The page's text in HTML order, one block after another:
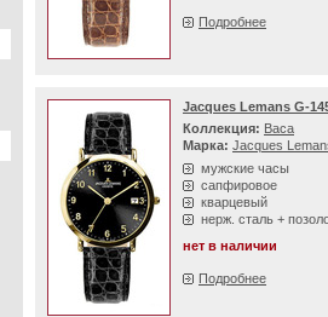
Подробнее
Jacques Lemans G-
Коллекция: Baca
Марка: Jacques
мужские часы
сапфировое
кварцевый
нерж. сталь +
нет в наличии
Подробнее